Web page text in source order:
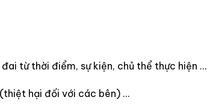
từ thời điểm, sự kiện, chủ thể thực hiện …
hại đối với các bên) …